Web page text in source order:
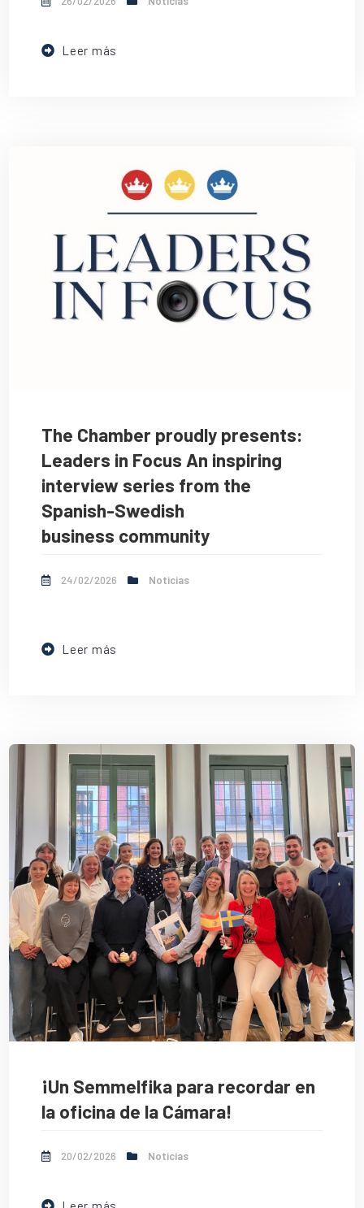
Leer más
The Chamber proudly presents:
Leaders in Focus An inspiring
interview series from the
Spanish-Swedish
business community
24/02/2026 Noticias
Leer más
¡Un Semmelfika para recordar en
la oficina de la Cámara!
20/02/2026 Noticias